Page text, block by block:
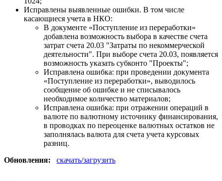
Исправлены выявленные ошибки. В том числе
касающиеся учета в НКО:
В документе «Поступление из переработки»
добавлена возможность выбора в качестве счета
затрат счета 20.03 "Затраты по некоммерческой
деятельности". При выборе счета 20.03, появляется
возможность указать субконто "Проекты";
Исправлена ошибка: при проведении документа
«Поступление из переработки», выводилось
сообщение об ошибке и не списывалось
необходимое количество материалов;
Исправлена ошибка: при отражении операций в
валюте по валютному источнику финансирования,
в проводках по переоценке валютных остатков не
заполнялась валюта для счета учета курсовых
разниц.
Обновления:
скачать/загрузить